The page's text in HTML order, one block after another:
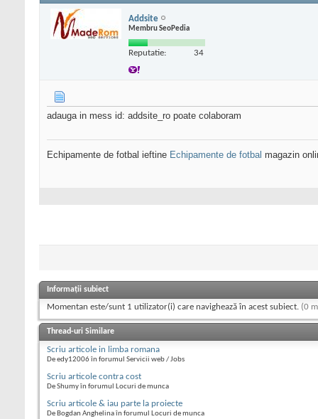
Addsite
Membru SeoPedia
Reputatie: 34
adauga in mess id: addsite_ro poate colaboram
Echipamente de fotbal ieftine Echipamente de fotbal magazin
Informații subiect
Momentan este/sunt 1 utilizator(i) care navighează în acest subiect. (0
Thread-uri Similare
Scriu articole in limba romana
De edy12006 în forumul Servicii web / Jobs
Scriu articole contra cost
De Shumy în forumul Locuri de munca
Scriu articole & iau parte la proiecte
De Bogdan Anghelina în forumul Locuri de munca